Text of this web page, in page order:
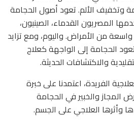
وتخفيف الألم. تعود أصول الحجامة
المصريون القدماء، الصينيون،
من الأمراض. واليوم، ومع تزايد
الحجامة إلى الواجهة كعلاج
والاكتشافات الحديثة.
الفريدة، اعتمدنا على خبرة
المجاز والخبير في الحجامة
وأثرها العلاجي على الجسم.